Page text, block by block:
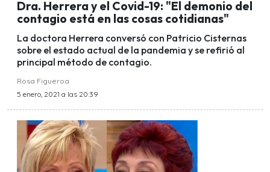
Dra. Herrera y el Covid-19: "El demonio del
contagio está en las cosas cotidianas"
La doctora Herrera conversó con Patricio Cisternas
sobre el estado actual de la pandemia y se refirió al
principal método de contagio.
Rosa Figueroa
5 enero, 2021 a las 20:39